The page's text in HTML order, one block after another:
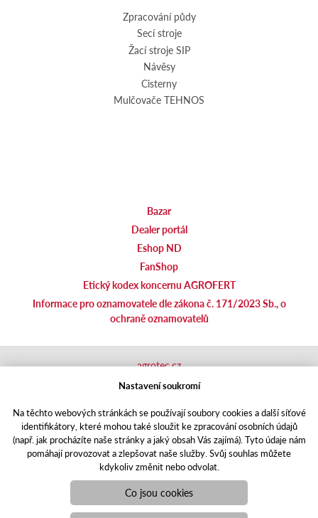
Zpracování půdy
Secí stroje
Žací stroje SIP
Návěsy
Cisterny
Mulčovače TEHNOS
Bazar
Dealer portál
Eshop ND
FanShop
Etický kodex koncernu AGROFERT
Informace pro oznamovatele dle zákona č. 171/2023 Sb., o
ochraně oznamovatelů
Responzivní webPuxdesign | agrics.cz © 2021
Toto jsou internetové stránky společnosti AGRI CS a. s., se sídlem
agrotec.cz
agrics.sk
shop.agrics.cz
traktorbazar.cz
eshop.agrics.cz/cs
a-finance.cz
Nastavení soukromí
Na těchto webových stránkách se používají soubory cookies a další síťové
identifikátory, které mohou také sloužit ke zpracování osobních údajů
(např. jak procházíte naše stránky a jaký obsah Vás zajímá). Tyto údaje nám
pomáhají provozovat a zlepšovat naše služby. Svůj souhlas můžete
kdykoliv změnit nebo odvolat.
Co jsou cookies